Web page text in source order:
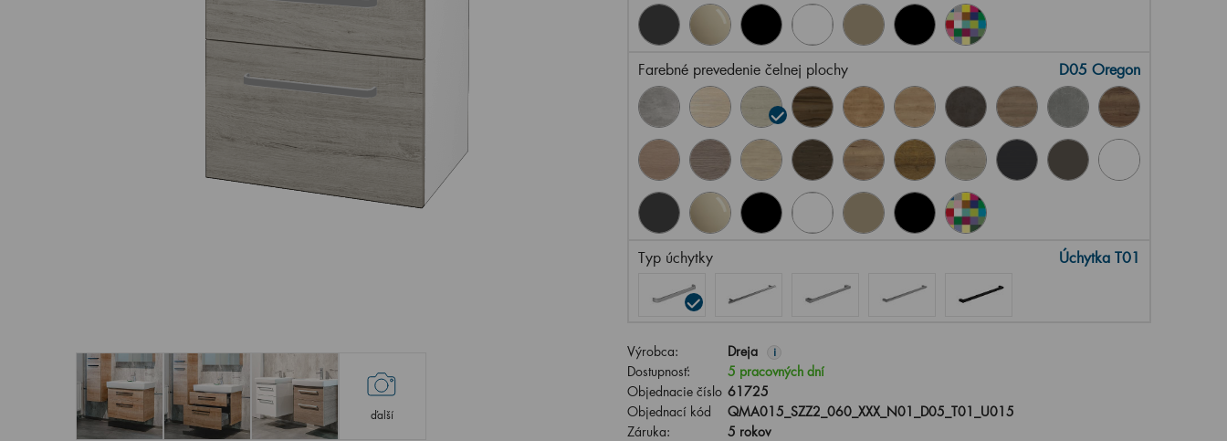
ďalší
Farebné prevedenie čelnej plochy D05 Oregon
Typ úchytky Úchytka T01
Výrobca: Dreja i
Dostupnosť:
5 pracovných dní
Objednacie číslo 61725
Objednací kód
QMA015_SZZ2_060_XXX_N01_D05_T01_U015
Záruka:
5 rokov